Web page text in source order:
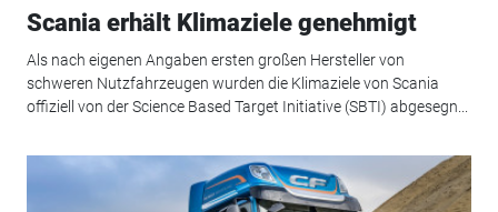
Scania erhält Klimaziele genehmigt
Als nach eigenen Angaben ersten großen Hersteller von
schweren Nutzfahrzeugen wurden die Klimaziele von Scania
offiziell von der Science Based Target Initiative (SBTI) abgesegn...